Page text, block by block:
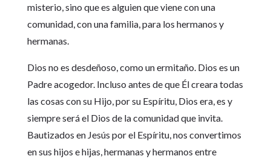
misterio, sino que es alguien que viene con una
comunidad, con una familia, para los hermanos y
hermanas.
Dios no es desdeñoso, como un ermitaño. Dios es un
Padre acogedor. Incluso antes de que Él creara todas
las cosas con su Hijo, por su Espíritu, Dios era, es y
siempre será el Dios de la comunidad que invita.
Bautizados en Jesús por el Espíritu, nos convertimos
en sus hijos e hijas, hermanas y hermanos entre